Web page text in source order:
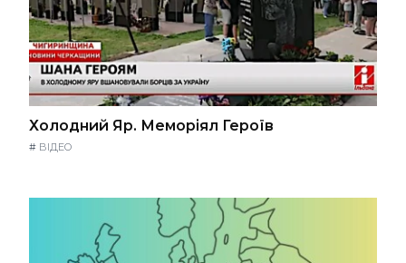
Холодний Яр. Меморіял Героїв
# ВІДЕО